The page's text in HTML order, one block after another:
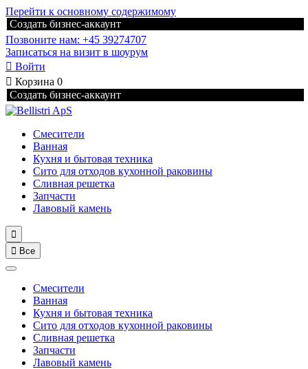
Перейти к основному содержимому
Создать бизнес-аккаунт
Позвоните нам: +45 39274707
Записаться на визит в шоурум
 Войти
 Корзина 0
Создать бизнес-аккаунт
Смесители
Ванная
Кухня и бытовая техника
Сито для отходов кухонной раковины
Сливная решетка
Запчасти
Лавовый камень

 Все
Смесители
Ванная
Кухня и бытовая техника
Сито для отходов кухонной раковины
Сливная решетка
Запчасти
Лавовый камень